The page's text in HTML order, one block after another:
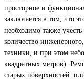
просторное и
заключается в том, что
необходимо также
количество
техники, и при этом
квадратных метров).
старых поверхностей: